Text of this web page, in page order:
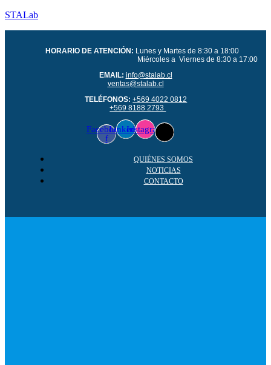
STALab
HORARIO DE ATENCIÓN: Lunes y Martes de 8:30 a 18:00
Miércoles a Viernes de 8:30 a 17:00
EMAIL: info@stalab.cl
ventas@stalab.cl
TELÉFONOS:+569 4022 0812
+569 8188 2793
Facebook-
f
LinkedinInstagram
QUIÉNES SOMOS
NOTICIAS
CONTACTO